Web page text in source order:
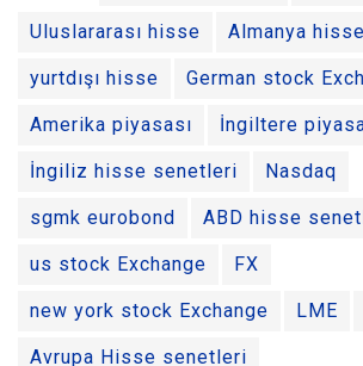
Uluslararası hisse Almanya
yurtdışı hisse German stock
Amerika piyasası İngiltere
İngiliz hisse senetleri Nasdaq
sgmk eurobond ABD hisse
us stock Exchange FX
new york stock Exchange LME
Avrupa Hisse senetleri